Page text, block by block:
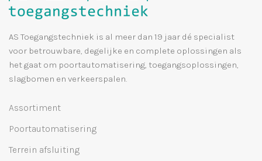
AS Toegangstechniek is al meer dan 19 jaar dé specialist
voor betrouwbare, degelijke en complete oplossingen als
het gaat om poortautomatisering, toegangsoplossingen,
slagbomen en verkeerspalen.
Assortiment
Poortautomatisering
Terrein afsluiting